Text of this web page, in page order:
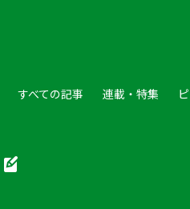
すべての記事 連載・特集